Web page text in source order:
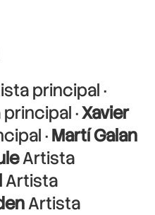
principal ·
·Xavier
·Martí Galan
Artista
Artista
Artista